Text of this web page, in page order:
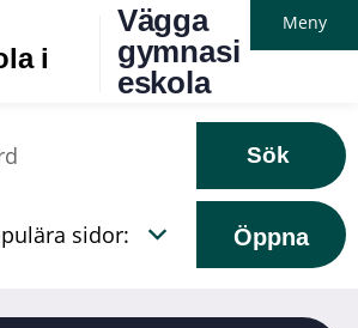
Vägga
gymnasi
eskola
Meny
Sök
Öppna